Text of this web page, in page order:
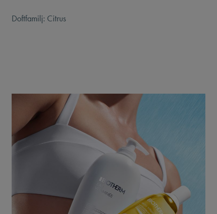
Doftfamilj: Citrus